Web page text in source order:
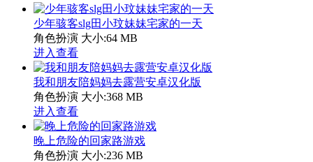
少年骇客slg田小玟妹妹宅家的一天
角色扮演 大小:64 MB
进入查看
我和朋友陪妈妈去露营安卓汉化版
角色扮演 大小:368 MB
进入查看
晚上危险的回家路游戏
角色扮演 大小:236 MB